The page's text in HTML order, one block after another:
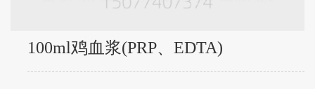
100ml鸡血浆(PRP、EDTA)